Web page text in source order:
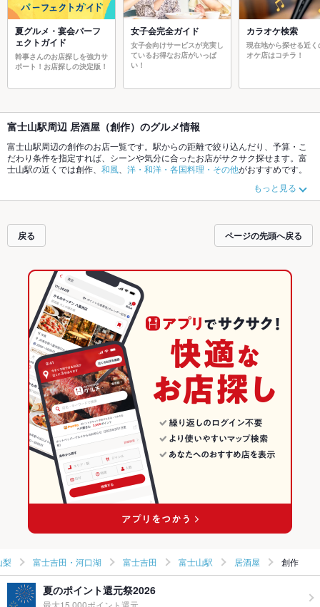
夏グルメ・宴会パーフ
ェクトガイド
幹事さんのお店探しを強力サ
ポート！お店探しの決定版！
女子会完全ガイド
女子会向けサービスが充実し
ているお得なお店がいっぱ
い！
カラオケ検索
現在地から探せる近く
オケ店はコチラ！
富士山駅周辺 居酒屋（創作）のグルメ情報
富士山駅周辺の創作のお店一覧です。駅からの距離で絞り込んだり、予算・こ
だわり条件を指定すれば、シーンや気分に合ったお店がサクサク探せます。富
士山駅の近くでは創作、 和風 洋・和洋・各国料理・その他がおすすめです。
季節のおすすめ料理など、お店の最新情報をご紹介しているので安心！24時間
使える簡単便利なネット予約が使えるお店も拡大中です。友達どうしの飲み会
グルメをご利用ください。
もっと見る
戻る ページの先頭へ戻る
梨 富士吉田・河口湖 富士吉田 富士山駅 居酒屋 創作
夏のポイント還元祭2026